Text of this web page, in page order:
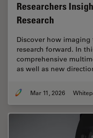
Researchers
Research
Discover how
research forward. In
comprehensive
as well as new
Mar 11, 2026